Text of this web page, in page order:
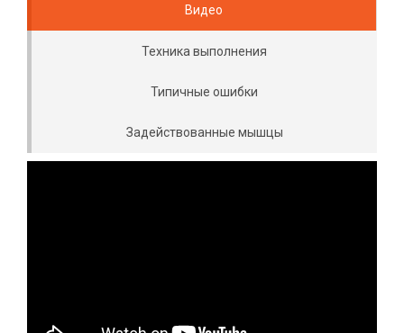
Видео
Техника выполнения
Типичные ошибки
Задействованные мышцы